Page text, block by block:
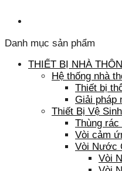
Danh mục sản phẩm
THIẾT BỊ NHÀ
Hệ thống nhà
Thiết bị
Giải pháp
Thiết Bị Vệ
Thùng
Vòi cảm
Vòi Nước
Vòi